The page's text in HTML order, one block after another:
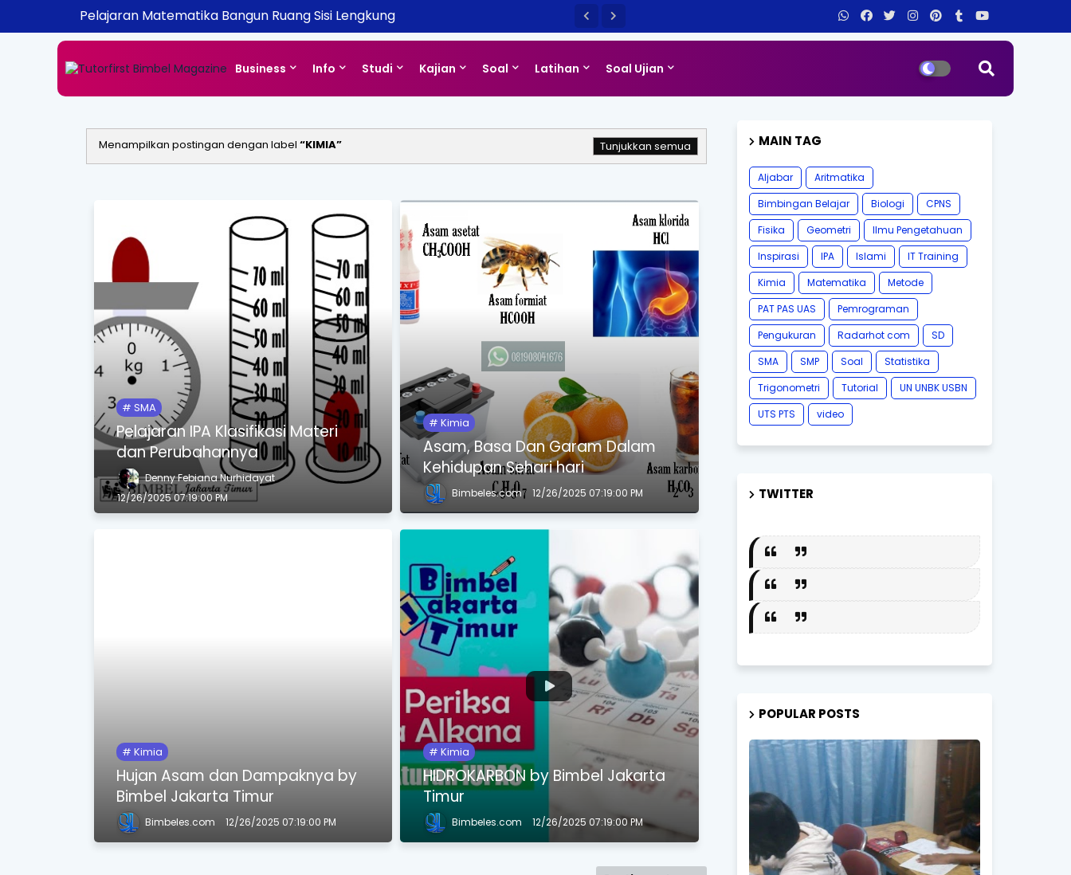
Pelajaran Matematika Bangun Ruang Sisi Lengkung
Business Info Studi Kajian Soal Latihan Soal Ujian
Menampilkan postingan dengan label KIMIA Tunjukkan semua
SMA
Pelajaran IPA Klasifikasi Materi
dan Perubahannya
Denny Febiana Nurhidayat
12/26/2025 07:19:00 PM
Kimia
Asam, Basa Dan Garam Dalam
Kehidupan Sehari hari
Bimbeles.com 12/26/2025 07:19:00 PM
Kimia
Hujan Asam dan Dampaknya by
Bimbel Jakarta Timur
Bimbeles.com 12/26/2025 07:19:00 PM
Kimia
HIDROKARBON by Bimbel Jakarta
Timur
Bimbeles.com 12/26/2025 07:19:00 PM
MAIN TAG
Aljabar
Aritmatika
Bimbingan Belajar
Biologi
CPNS
Fisika
Geometri
Ilmu Pengetahuan
Inspirasi
IPA Islami
IT Training
Kimia
Matematika
Metode
PAT PAS UAS
Pemrograman
Pengukuran
Radarhot com
SD
SMA
SMP Soal
Statistika
Trigonometri
Tutorial
UN UNBK USBN
UTS PTS
video
TWITTER
POPULAR POSTS